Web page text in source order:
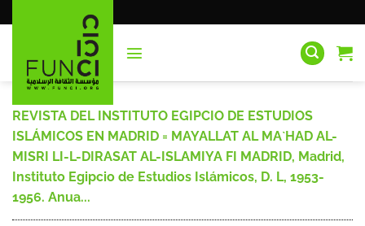
al
REVISTA DEL INSTITUTO EGIPCIO DE ESTUDIOS
ISLÁMICOS EN MADRID = MAYALLAT AL MA`HAD AL-
MISRI LI-L-DIRASAT AL-ISLAMIYA FI MADRID, Madrid,
Instituto Egipcio de Estudios Islámicos, D. L, 1953-
1956. Anua...